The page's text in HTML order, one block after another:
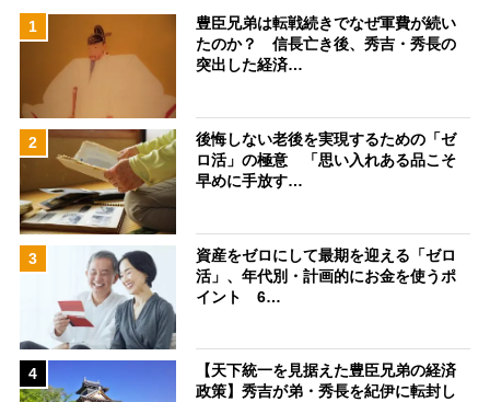
1
豊臣兄弟は転戦続きでなぜ軍費が続い
たのか？ 信長亡き後、秀吉・秀長の
突出した経済…
2
後悔しない老後を実現するための「ゼ
ロ活」の極意 「思い入れある品こそ
早めに手放す…
3
資産をゼロにして最期を迎える「ゼロ
活」、年代別・計画的にお金を使うポ
イント 6…
4
【天下統一を見据えた豊臣兄弟の経済
政策】秀吉が弟・秀長を紀伊に転封し